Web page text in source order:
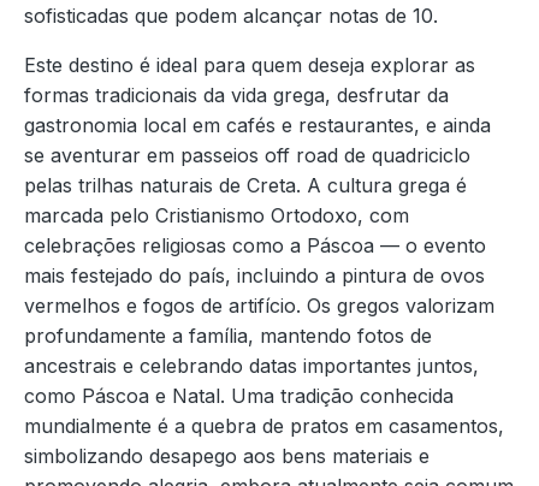
sofisticadas que podem alcançar notas de 10.
Este destino é ideal para quem deseja explorar as
formas tradicionais da vida grega, desfrutar da
gastronomia local em cafés e restaurantes, e ainda
se aventurar em passeios off road de quadriciclo
pelas trilhas naturais de Creta. A cultura grega é
marcada pelo Cristianismo Ortodoxo, com
celebrações religiosas como a Páscoa — o evento
mais festejado do país, incluindo a pintura de ovos
vermelhos e fogos de artifício. Os gregos valorizam
profundamente a família, mantendo fotos de
ancestrais e celebrando datas importantes juntos,
como Páscoa e Natal. Uma tradição conhecida
mundialmente é a quebra de pratos em casamentos,
simbolizando desapego aos bens materiais e